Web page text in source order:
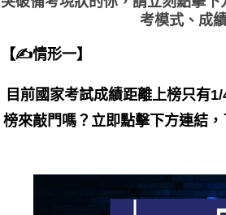
考模式、成
【✍情形一】
目前國家考試成績距離上榜只有
榜來敲門嗎？立即點擊下方連結